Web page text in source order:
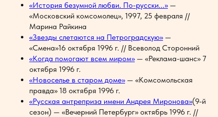
«История безумной любви. По-русски...»—
«Московский комсомолец», 1997, 25 февраля //
Марина Райкина
«Звезды слетаются на Петроградскую»—
«Смена»16 октября 1996 г. // Всеволод Сторонний
«Когда помогают всем миром»— «Реклама-шанс» 7
октября 1996 г.
«Новоселье в старом доме»— «Комсомольская
правда» 18 октября 1996 г.
«Русская антреприза имени Андрея Миронова»(9-й
сезон) — «Вечерний Петербург» октябрь 1996 г. //